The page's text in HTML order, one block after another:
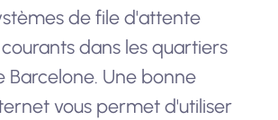
de file d'attente
dans les quartiers
Barcelone. Une bonne
vous permet d'utiliser